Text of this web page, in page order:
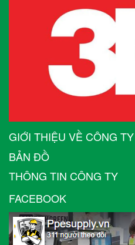
GIỚI THIỆU VỀ CÔNG TY
BẢN ĐỒ
THÔNG TIN CÔNG TY
FACEBOOK